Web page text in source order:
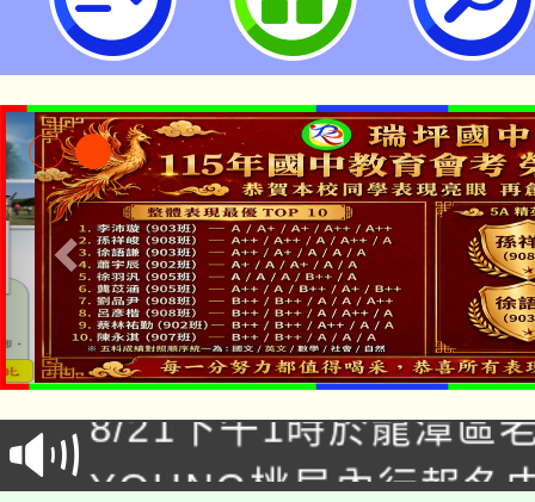
「本色祭」8/29、30在
場熱烈登場!
8/21下午1時於龍潭區
徵才活動。
YOUNG桃局內行報名